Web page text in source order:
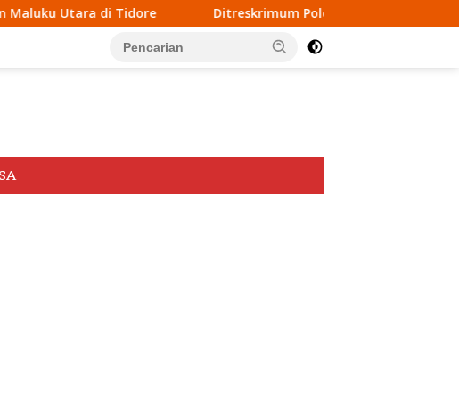
Ditreskrimum Polda Malut Tetapkan Dua Oknum Pengacara